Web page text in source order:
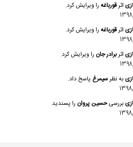
اثرقورباغهرا ویرایش کرد.
اثرقورباغهرا ویرایش کرد.
اثربرادر جان را ویرایش کرد.
به نظرسیمرغ پاسخ داد.
بررسیحسین پروان را پسندید.